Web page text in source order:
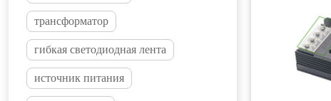
трансформатор
гибкая светодиодная лента
источник питания